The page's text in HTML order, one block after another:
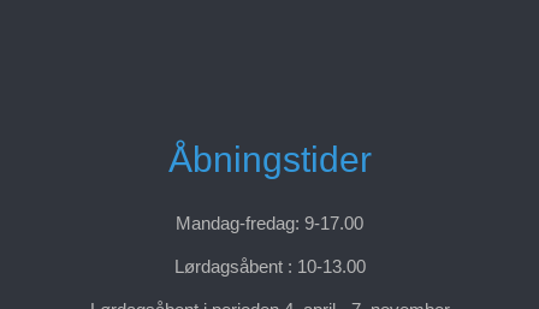
Åbningstider
Mandag-fredag: 9-17.00
Lørdagsåbent : 10-13.00